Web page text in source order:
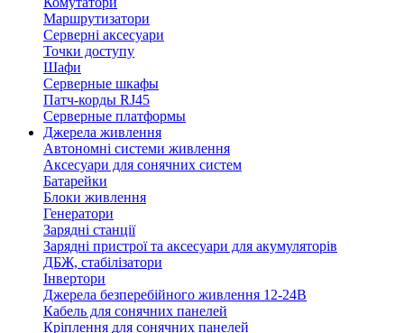
Маршрутизатори
Серверні аксесуари
Точки доступу
Шафи
Серверные шкафы
Патч-корды RJ45
Серверные платформы
Джерела живлення
Автономні системи живлення
Аксесуари для сонячних систем
Батарейки
Блоки живлення
Генератори
Зарядні станції
Зарядні пристрої та аксесуари для акумуляторів
ДБЖ, стабілізатори
Інвертори
Джерела безперебійного живлення 12-24В
Кабель для сонячних панелей
Кріплення для сонячних панелей